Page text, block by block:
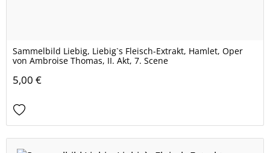
Sammelbild Liebig, Liebig`s Fleisch-Extrakt, Hamlet, Oper
von Ambroise Thomas, II. Akt, 7. Scene
5,00 €